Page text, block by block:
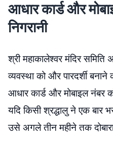
आधार कार्ड और
निगरानी
श्री महाकालेश्वर मंदिर
व्यवस्था को और पारदर्शी
आधार कार्ड और मोबाइल नंबर
यदि किसी श्रद्धालु ने एक बार
उसे अगले तीन महीने तक